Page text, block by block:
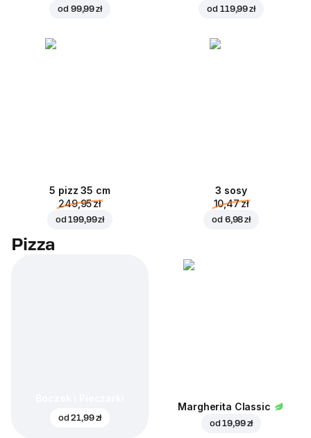
od 99,99 zł od 119,99 zł
5 pizz 35 cm
249,95 zł
od199,99 zł
3 sosy
10,47 zł
od 6,98 zł
Pizza
od21,99 zł
Margherita Classic
od19,99 zł